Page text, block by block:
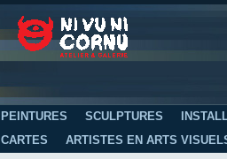
PEINTURES SCULPTURES
CARTES
ARTISTES EN ARTS